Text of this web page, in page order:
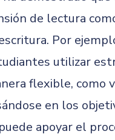
de lectura
Por
utilizar
flexible, como
en los
apoyar el